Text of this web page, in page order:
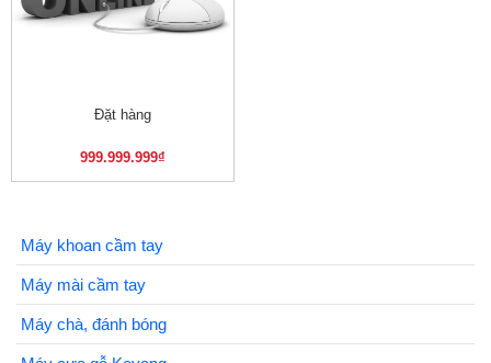
Đặt hàng
999.999.999₫
Máy khoan cầm tay
Máy mài cầm tay
Máy chà, đánh bóng